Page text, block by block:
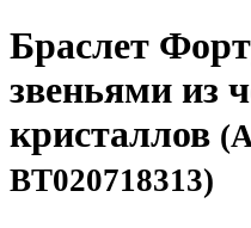
Браслет
звеньями из
кристаллов
BT020718313)